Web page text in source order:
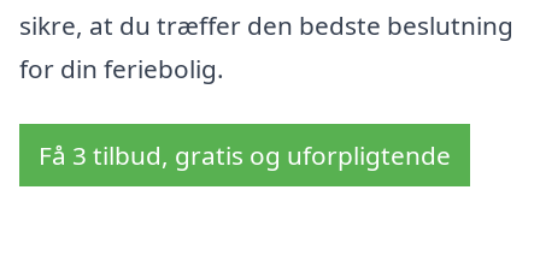
sikre, at du træffer den bedste beslutning
for din feriebolig.
Få 3 tilbud, gratis og uforpligtende